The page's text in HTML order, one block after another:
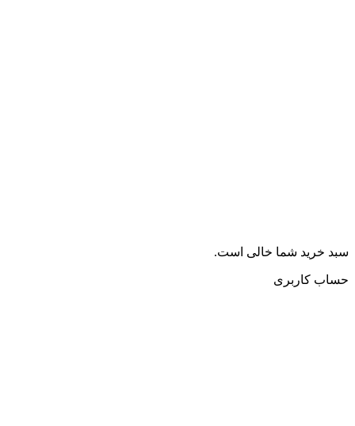
سبد خرید شما خالی است.
حساب کاربری